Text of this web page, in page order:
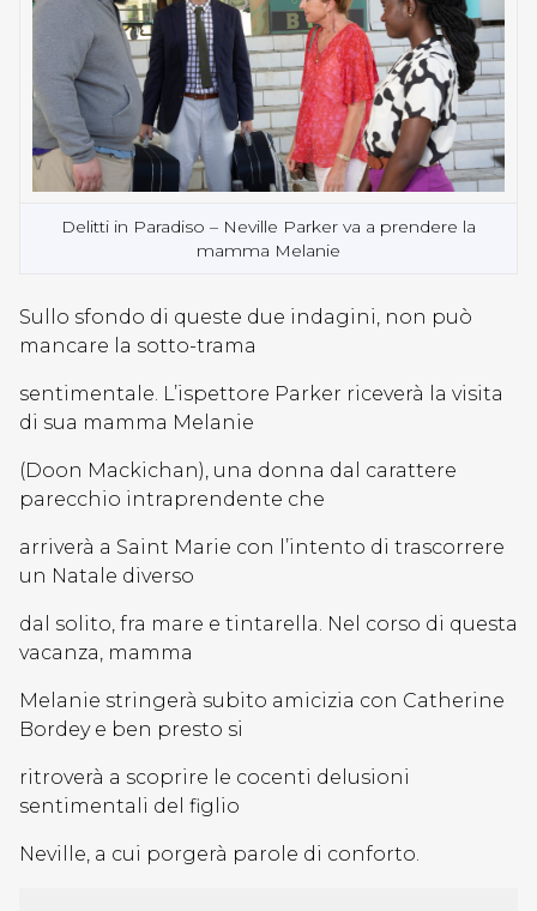
Delitti in Paradiso – Neville Parker va a prendere la
mamma Melanie
Sullo sfondo di queste due indagini, non può
mancare la sotto-trama
sentimentale. L’ispettore Parker riceverà la visita
di sua mamma Melanie
(Doon Mackichan), una donna dal carattere
parecchio intraprendente che
arriverà a Saint Marie con l’intento di trascorrere
un Natale diverso
dal solito, fra mare e tintarella. Nel corso di questa
vacanza, mamma
Melanie stringerà subito amicizia con Catherine
Bordey e ben presto si
ritroverà a scoprire le cocenti delusioni
sentimentali del figlio
Neville, a cui porgerà parole di conforto.